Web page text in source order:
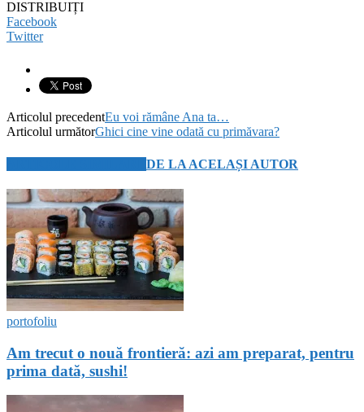
DISTRIBUIȚI
Facebook
Twitter
Articolul precedentEu voi rămâne Ana ta…
Articolul următorGhici cine vine odată cu primăvara?
DE LA ACELAȘI AUTOR
portofoliu
Am trecut o nouă frontieră: azi am preparat, pentru
prima dată, sushi!